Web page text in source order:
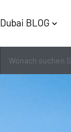
Dubai BLOG